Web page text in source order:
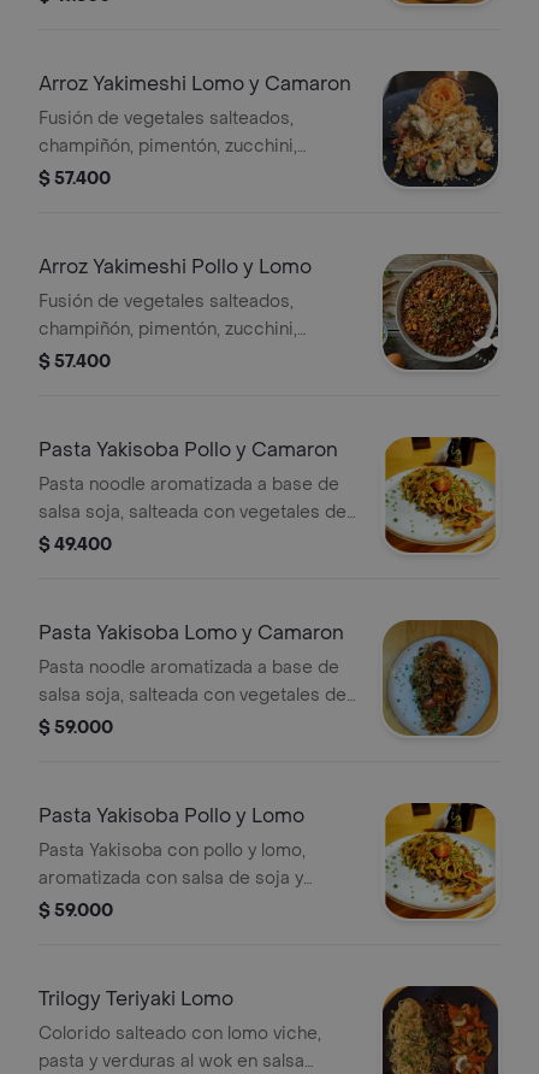
Arroz Yakimeshi Lomo y Camaron
Fusión de vegetales salteados,
champiñón, pimentón, zucchini,
cebolla roja, cilantro y salsa de ostras.
$ 57.400
Arroz Yakimeshi Pollo y Lomo
Fusión de vegetales salteados,
champiñón, pimentón, zucchini,
cebolla roja, cilantro y salsa de ostras.
$ 57.400
Pasta Yakisoba Pollo y Camaron
Pasta noodle aromatizada a base de
salsa soja, salteada con vegetales de
temporada; tomate cherry,
$ 49.400
Pasta Yakisoba Lomo y Camaron
Pasta noodle aromatizada a base de
salsa soja, salteada con vegetales de
temporada; tomate cherry,
$ 59.000
Pasta Yakisoba Pollo y Lomo
Pasta Yakisoba con pollo y lomo,
aromatizada con salsa de soja y
salteada con vegetales de temporada
$ 59.000
Trilogy Teriyaki Lomo
Colorido salteado con lomo viche,
pasta y verduras al wok en salsa